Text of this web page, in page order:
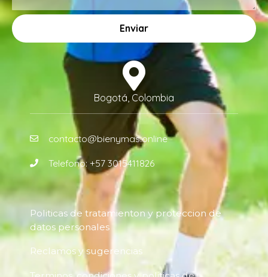
Enviar
Bogotá, Colombia
contacto@bienymas.online
Telefono: +57 3015411826
Politicas de tratamienton y proteccion de
datos personales
Reclamos y sugerencias